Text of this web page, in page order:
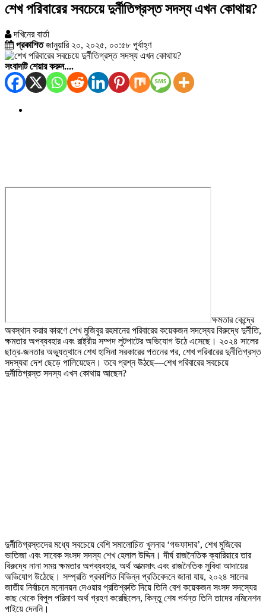
শেখ পরিবারের সবচেয়ে দুর্নীতিগ্রস্ত সদস্য এখন কোথায়?
দখিনের বার্তা
প্রকাশিতজানুয়ারি ২০, ২০২৫, ০০:৫৮ পূর্বাহ্ণ
সংবাদটি শেয়ার করুন....
ক্ষমতার কেন্দ্রে
অবস্থান করার কারণে শেখ মুজিবুর রহমানের পরিবারের কয়েকজন সদস্যের বিরুদ্ধে দুর্নীতি,
ক্ষমতার অপব্যবহার এবং রাষ্ট্রীয় সম্পদ লুটপাটের অভিযোগ উঠে এসেছে। ২০২৪ সালের
ছাত্র-জনতার অভ্যুত্থানে শেখ হাসিনা সরকারের পতনের পর, শেখ পরিবারের দুর্নীতিগ্রস্ত
সদস্যরা দেশ ছেড়ে পালিয়েছেন। তবে প্রশ্ন উঠছে—শেখ পরিবারের সবচেয়ে
দুর্নীতিগ্রস্ত সদস্য এখন কোথায় আছেন?
দুর্নীতিগ্রস্তদের মধ্যে সবচেয়ে বেশি সমালোচিত খুলনার ‘গডফাদার’, শেখ মুজিবের
ভাতিজা এবং সাবেক সংসদ সদস্য শেখ হেলাল উদ্দিন। দীর্ঘ রাজনৈতিক ক্যারিয়ারে তার
বিরুদ্ধে নানা সময় ক্ষমতার অপব্যবহার, অর্থ আত্মসাৎ এবং রাজনৈতিক সুবিধা আদায়ের
অভিযোগ উঠেছে। সম্প্রতি প্রকাশিত বিভিন্ন প্রতিবেদনে জানা যায়, ২০২৪ সালের
জাতীয় নির্বাচনে মনোনয়ন দেওয়ার প্রতিশ্রুতি দিয়ে তিনি বেশ কয়েকজন সংসদ সদস্যের
কাছ থেকে বিপুল পরিমাণ অর্থ গ্রহণ করেছিলেন, কিন্তু শেষ পর্যন্ত তিনি তাদের নমিনেশন
পাইয়ে দেননি।